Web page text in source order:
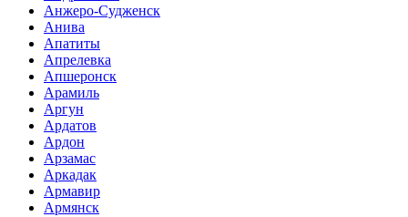
Анжеро-Судженск
Анива
Апатиты
Апрелевка
Апшеронск
Арамиль
Аргун
Ардатов
Ардон
Арзамас
Аркадак
Армавир
Армянск